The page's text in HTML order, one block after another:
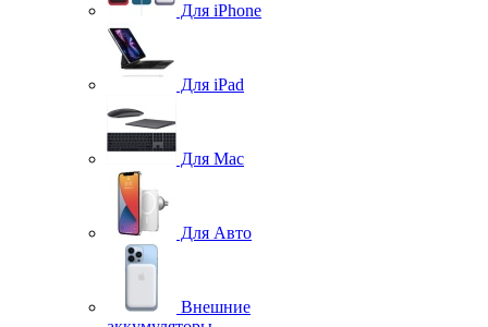
Для iPhone
Для iPad
Для Mac
Для Авто
Внешние